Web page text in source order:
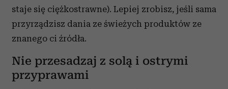
staje się ciężkostrawne). Lepiej zrobisz, jeśli sama
przyrządzisz dania ze świeżych produktów ze
znanego ci źródła.
Nie przesadzaj z solą i ostrymi
przyprawami